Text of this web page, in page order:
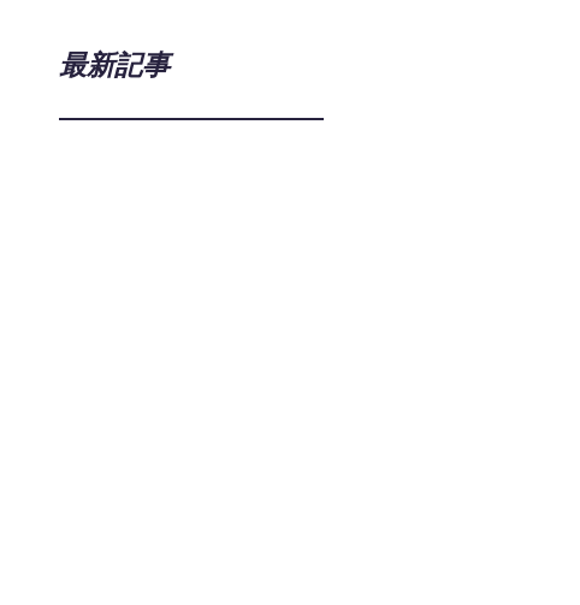
最新記事